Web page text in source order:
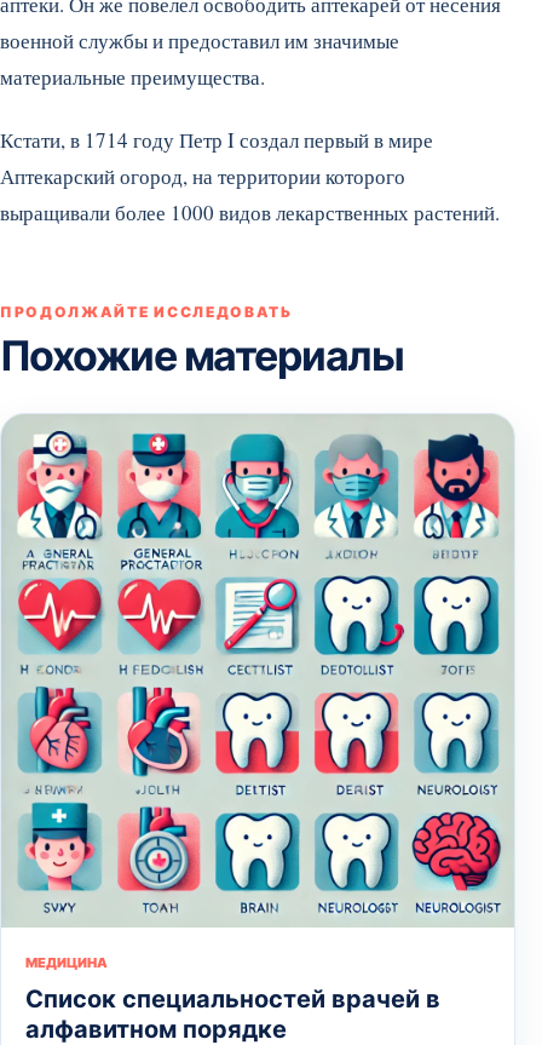
военной службы и предоставил им значимые
материальные преимущества.
Кстати, в 1714 году Петр I создал первый в мире
Аптекарский огород, на территории которого
выращивали более 1000 видов лекарственных растений.
ПРОДОЛЖАЙТЕ ИССЛЕДОВАТЬ
Похожие материалы
МЕДИЦИНА
Список специальностей врачей в
алфавитном порядке